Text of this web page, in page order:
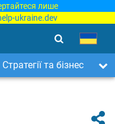
лише
ukraine.dev
Стратегії та бізнес